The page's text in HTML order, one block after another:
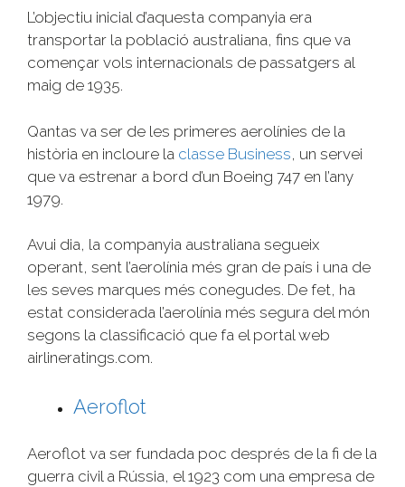
L’objectiu inicial d’aquesta companyia era
transportar la població australiana, fins que va
començar vols internacionals de passatgers al
maig de 1935.
Qantas va ser de les primeres aerolínies de la
història en incloure la classe Business, un servei
que va estrenar a bord d’un Boeing 747 en l’any
1979.
Avui dia, la companyia australiana segueix
operant, sent l’aerolínia més gran de país i una de
les seves marques més conegudes. De fet, ha
estat considerada l’aerolínia més segura del món
segons la classificació que fa el portal web
airlineratings.com.
Aeroflot
Aeroflot va ser fundada poc després de la fi de la
guerra civil a Rússia, el 1923 com una empresa de